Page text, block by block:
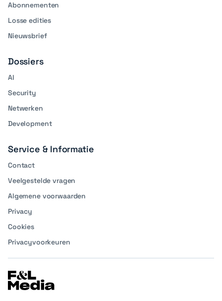
Abonnementen
Losse edities
Nieuwsbrief
Dossiers
AI
Security
Netwerken
Development
Service & Informatie
Contact
Veelgestelde vragen
Algemene voorwaarden
Privacy
Cookies
Privacyvoorkeuren